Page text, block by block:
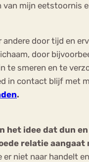
mijn
door tijd en
door
te smeren en te
in contact blijf met
.
het idee dat dun
relatie aangaat
niet naar handelt